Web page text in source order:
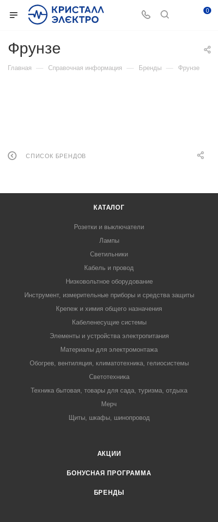
0
Фрунзе
Главная — Справочная информация — Бренды — Фрунзе
СПИСОК БРЕНДОВ
КАТАЛОГ
Розетки и выключатели
Лампы
Светильники
Кабель и провод
Низковольтное оборудование
Инструмент, измерительные приборы и средства защиты
Крепеж и химия общего назначения
Кабеленесущие системы
Элементы и устройства электропитания
Материалы для электромонтажа
Обогрев, вентиляция, климатотехника, гелиосистемы
Светотехника
Техника бытовая, товары для сада, туризма, отдыха
Мерч
Щиты, шкафы, шинопровод
АКЦИИ
БОНУСНАЯ ПРОГРАММА
БРЕНДЫ